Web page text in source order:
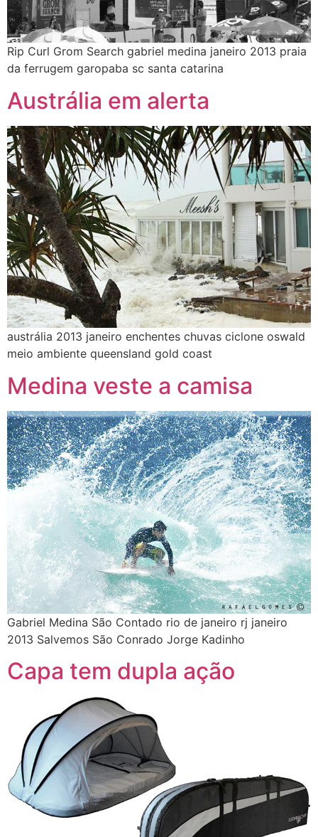
Rip Curl Grom Search gabriel medina janeiro 2013 praia
da ferrugem garopaba sc santa catarina
Austrália em alerta
austrália 2013 janeiro enchentes chuvas ciclone oswald
meio ambiente queensland gold coast
Medina veste a camisa
Gabriel Medina São Contado rio de janeiro rj janeiro
2013 Salvemos São Conrado Jorge Kadinho
Capa tem dupla ação